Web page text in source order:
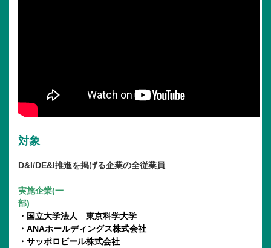
対象
D&I/DE&I推進を掲げる企業の全従業員
実施企業(一
部)
・国立大学法人 東京科学大学
・ANAホールディングス株式会社
・サッポロビール株式会社